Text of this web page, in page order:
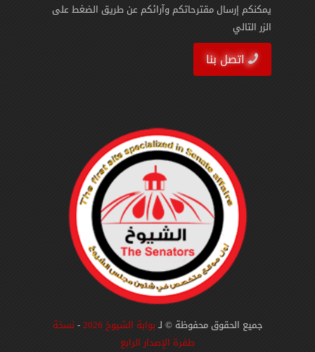
يمكنكم إرسال مقترحاتكم وآرائكم عن طريق الضغط على
الزر التالي
اتصل بنا
جميع الحقوق محفوظة © لـبوابة الشيوخ 2026 - نسخة
طفرة الإصدار الرابع